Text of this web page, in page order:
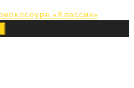
«Классик»